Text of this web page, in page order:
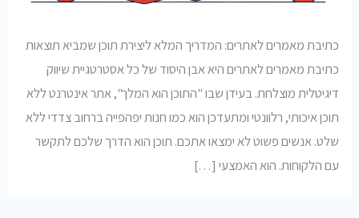
כתיבת מאמרים לאתרים: המדריך המלא ליצירת תוכן שמביא תוצאות
כתיבת מאמרים לאתרים היא אבן היסוד של כל אסטרטגיית שיווק
דיגיטלית מוצלחת. בעידן שבו "התוכן הוא המלך", אתר אינטרנט ללא
תוכן איכותי, רלוונטי ומתעדכן הוא כמו חנות יפהפייה ברחוב צדדי ללא
שלט. אנשים פשוט לא ימצאו אתכם. תוכן הוא הדרך שלכם לתקשר
עם הלקוחות. הוא האמצעי […]